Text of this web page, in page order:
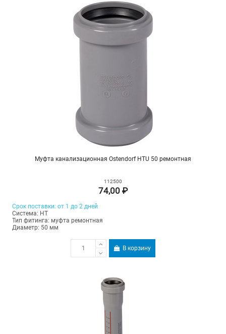
Муфта канализационная Ostendorf HTU 50 ремонтная
112500
74,00 ₽
Срок поставки: от 1 до 2 дней
Система: HT
Тип фитинга: муфта ремонтная
Диаметр: 50 мм
В корзину